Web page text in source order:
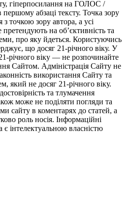
гіперпосилання на ГОЛОС /
першому абзаці тексту. Точка зору
з точкою зору автора, а усі
претендують на об’єктивність та
про яку йдеться. Користуючись
що досяг 21-річного віку. У
річного віку — не розпочинайте
Сайтом. Адміністрація Сайту не
використання Сайту та
який не досяг 21-річного віку.
та тлумачення
може не поділяти погляди та
сайту в коментарях до статей, а
роль носія. Інформаційні
є інтелектуальною власністю